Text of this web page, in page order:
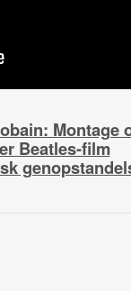
Montage
Beatles-film